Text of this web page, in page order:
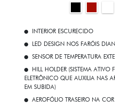
INTERIOR ESCURECIDO
LED DESIGN NOS FARÓIS
SENSOR DE TEMPERATURA
HILL HOLDER (SISTEMA ATIVO
ELETRÔNICO QUE AUXILIA NAS
EM SUBIDA)
AEROFÓLIO TRASEIRO NA